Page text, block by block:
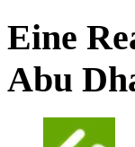
Eine
Abu